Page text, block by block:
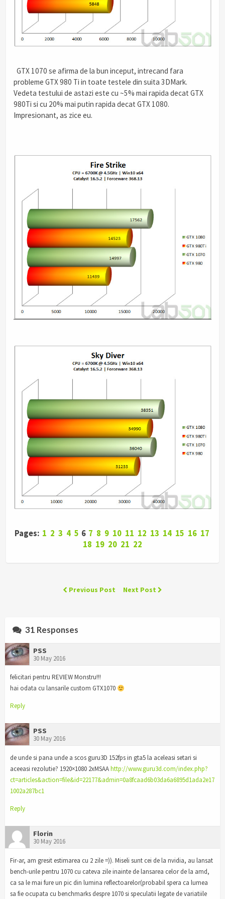
GTX 1070 se afirma de la bun inceput, intrecand fara
probleme GTX 980 Ti in toate testele din suita 3DMark.
Vedeta testului de astazi este cu ~5% mai rapida decat GTX
980Ti si cu 20% mai putin rapida decat GTX 1080.
Impresionant, as zice eu.
Pages: 1 2 3 4 5 6 7 8 9 10 11 12 13 14 15 16 17
18 19 20 21 22
Previous Post Next Post
31 Responses
PSS
30 May 2016
felicitari pentru REVIEW Monstru!!!
hai odata cu lansarile custom GTX1070
Reply
PSS
30 May 2016
de unde si pana unde a scos guru3D 152fps in gta5 la aceleasi setari si
aceeasi rezolutie? 1920×1080 2xMSAAhttp://www.guru3d.com/index.php?
ct=articles&action=file&id=22177&admin=0a8fcaad6b03da6a6895d1ada2e17
1002a287bc1
Reply
Florin
30 May 2016
Fir-ar, am gresit estimarea cu 2 zile =)). Miseli sunt cei de la nvidia, au lansat
bench-urile pentru 1070 cu cateva zile inainte de lansarea celor de la amd,
ca sa le mai fure un pic din lumina reflectoarelor(probabil spera ca lumea
sa fie ocupata cu benchmarks despre 1070 si speculatii legate de variatiile